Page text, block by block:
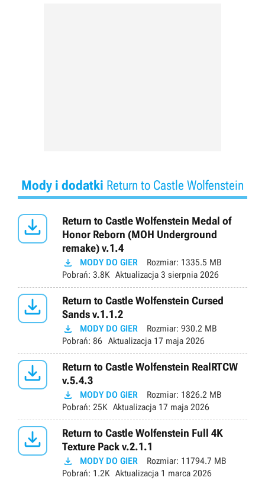
Mody i dodatki Return to Castle Wolfenstein

Return to Castle Wolfenstein Medal of
Honor Reborn (MOH Underground
remake) v.1.4
 MODY DO GIER Rozmiar: 1335.5 MB
Pobrań: 3.8K Aktualizacja 3 sierpnia 2026

Return to Castle Wolfenstein Cursed
Sands v.1.1.2
 MODY DO GIER Rozmiar: 930.2 MB
Pobrań: 86 Aktualizacja 17 maja 2026

Return to Castle Wolfenstein RealRTCW
v.5.4.3
 MODY DO GIER Rozmiar: 1826.2 MB
Pobrań: 25K Aktualizacja 17 maja 2026

Return to Castle Wolfenstein Full 4K
Texture Pack v.2.1.1
 MODY DO GIER Rozmiar: 11794.7 MB
Pobrań: 1.2K Aktualizacja 1 marca 2026